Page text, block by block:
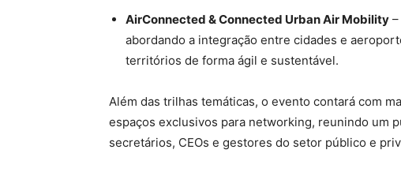
AirConnected & Connected Urban Air Mobility
abordando a integração entre cidades e
territórios de forma ágil e sustentável.
Além das trilhas temáticas, o evento contará com
espaços exclusivos para networking, reunindo um
secretários, CEOs e gestores do setor público e